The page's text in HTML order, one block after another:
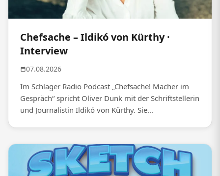
Chefsache – Ildikó von Kürthy ·
Interview
07.08.2026
Im Schlager Radio Podcast „Chefsache! Macher im
Gespräch“ spricht Oliver Dunk mit der Schriftstellerin
und Journalistin Ildikó von Kürthy. Sie...